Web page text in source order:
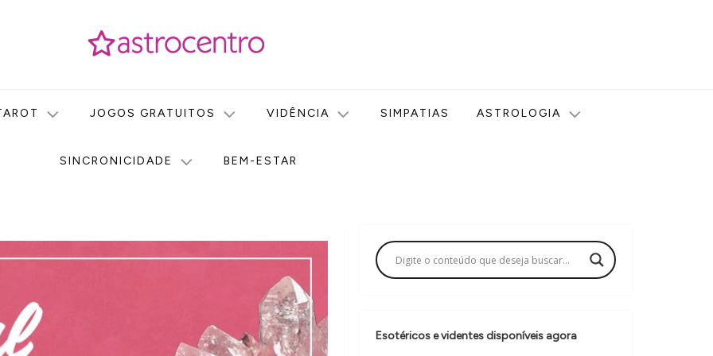
JOGOS GRATUITOS VIDÊNCIA SIMPATIAS ASTROLOGIA
SINCRONICIDADE BEM-ESTAR
Esotéricos e videntes disponíveis agora